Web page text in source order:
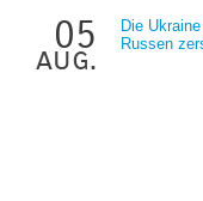
05
aug.
Die
Russen